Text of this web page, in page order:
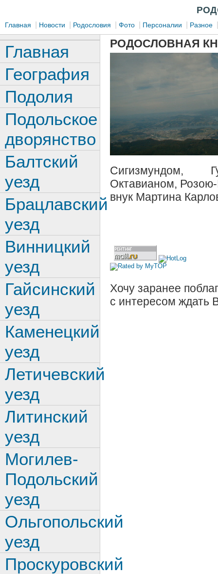
Главная Новости Родословия Фото Персоналии Разное
РОДОСЛОВНАЯ
Сигизмундом,
Октавианом,
внук Мартина
Хочу заранее
с интересом ждать
Главная
География
Подолия
Подольское
дворянство
Балтский
уезд
Брацлавский
уезд
Винницкий
уезд
Гайсинский
уезд
Каменецкий
уезд
Летичевский
уезд
Литинский
уезд
Могилев-
Подольский
уезд
Ольгопольский
уезд
Проскуровский